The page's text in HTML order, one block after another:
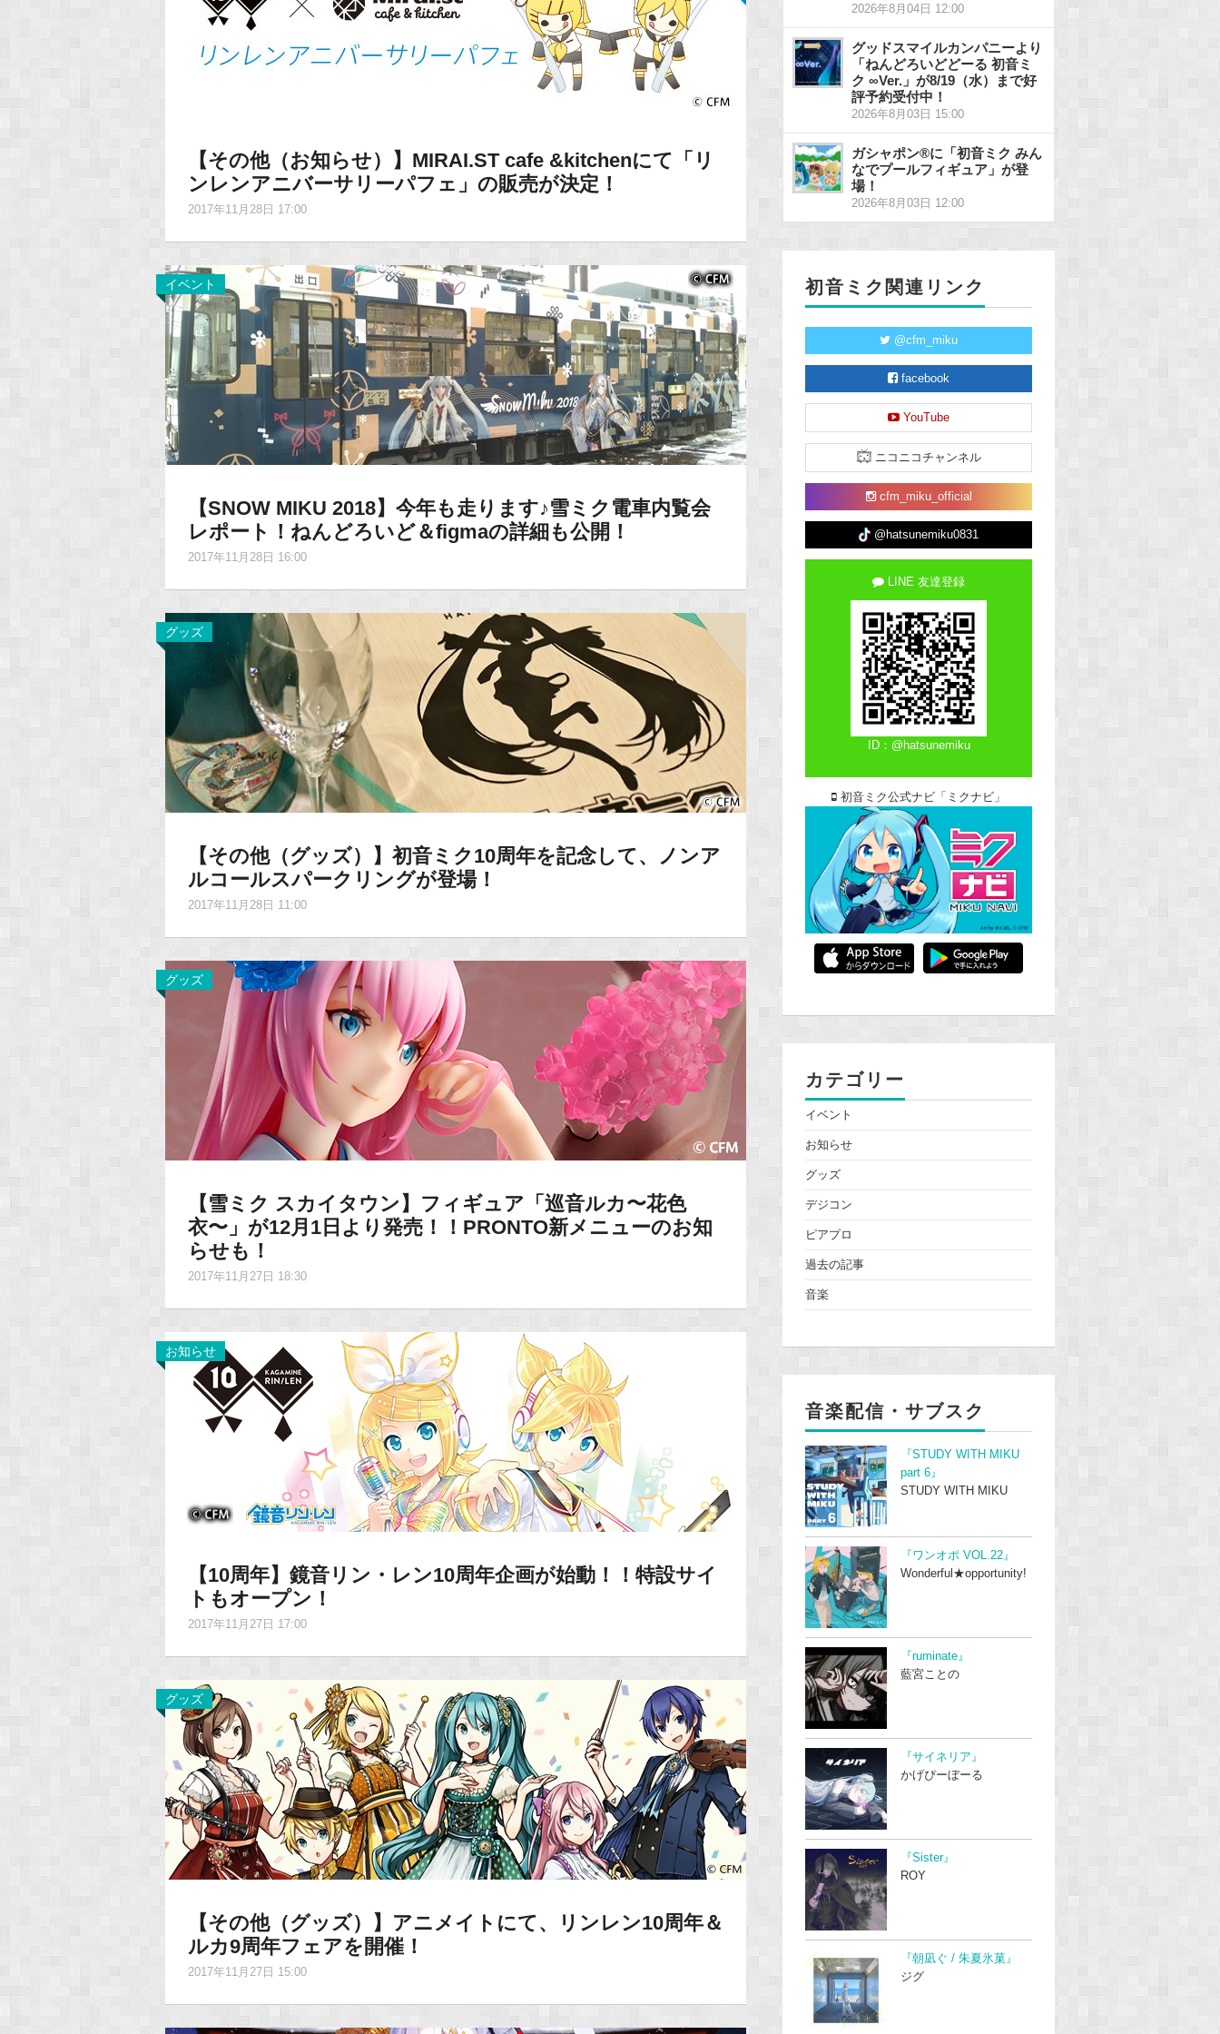
【その他（お知らせ）】MIRAI.ST cafe &kitchenにて「リ
ンレンアニバーサリーパフェ」の販売が決定！
2017年11月28日 17:00
イベント
【SNOW MIKU 2018】今年も走ります♪雪ミク電車内覧会
レポート！ねんどろいど＆figmaの詳細も公開！
2017年11月28日 16:00
グッズ
【その他（グッズ）】初音ミク10周年を記念して、ノンア
ルコールスパークリングが登場！
2017年11月28日 11:00
グッズ
【雪ミク スカイタウン】フィギュア「巡音ルカ〜花色
衣〜」が12月1日より発売！！PRONTO新メニューのお知
らせも！
2017年11月27日 18:30
お知らせ
【10周年】鏡音リン・レン10周年企画が始動！！特設サイ
トもオープン！
2017年11月27日 17:00
グッズ
【その他（グッズ）】アニメイトにて、リンレン10周年＆
ルカ9周年フェアを開催！
2017年11月27日 15:00
2026年8月04日 12:00
グッドスマイルカンパニーより
「ねんどろいどどーる 初音ミ
ク ∞Ver.」が8/19（水）まで好
評予約受付中！
2026年8月03日 15:00
ガシャポン®に「初音ミク みん
なでプールフィギュア」が登
場！
2026年8月03日 12:00
初音ミク関連リンク
@cfm_miku
facebook
YouTube
ニコニコチャンネル
cfm_miku_official
@hatsunemiku0831
LINE 友達登録
ID：@hatsunemiku
初音ミク公式ナビ「ミクナビ」
カテゴリー
イベント
お知らせ
グッズ
デジコン
ピアプロ
過去の記事
音楽
音楽配信・サブスク
『STUDY WITH MIKU
part 6』
STUDY WITH MIKU
『ワンオポ VOL.22』
Wonderful★opportunity!
『ruminate』
藍宮ことの
『サイネリア』
かげぴーぼーる
『Sister』
ROY
『朝凪ぐ / 朱夏氷菓』
ジグ